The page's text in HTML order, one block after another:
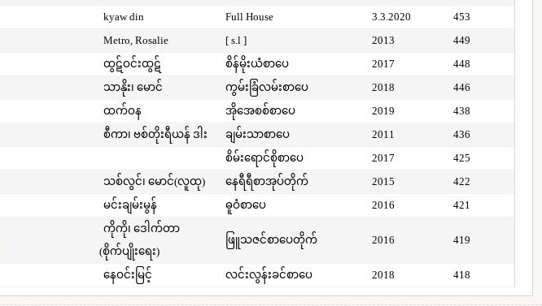
kyaw din Full House 3.3.2020
453
Metro, Rosalie [ s.l ] 2013
449
ထွဋ်ဝင်းထွဋ် စိန်မိုးယံစာပေ 2017
448
သာနိုး၊ မောင် ကွမ်းခြံလမ်းစာပေ 2018
446
ထက်ဝန အိုအေစစ်စာပေ 2019
438
စီကာ၊ ဗစ်တိုးရီယန် ဒါး ချမ်းသာစာပေ 2011
436
စိမ်းရောင်စိုစာပေ 2017
425
သစ်လွင်၊ မောင်(လူထု) နေရီရီစာအုပ်တိုက် 2015
422
မင်းချမ်းမွန် ဓူဝံစာပေ 2016 421
ကိုကို၊ ဒေါက်တာ
(စိုက်ပျိုးရေး)
ဖြူသဇင်စာပေတိုက် 2016 419
နေဝင်းမြင့် လင်းလွန်းခင်စာပေ 2018 418